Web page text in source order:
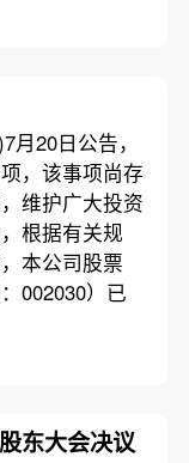
月20日公告，
，该事项尚存
维护广大投资
根据有关规
本公司股票
002030）已
东大会决议